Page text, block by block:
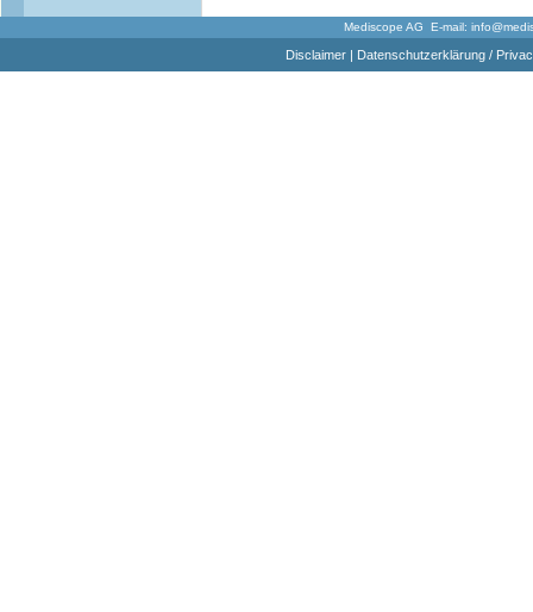
Mediscope AG E-mail:
Disclaimer| Datenschutzerklärung /